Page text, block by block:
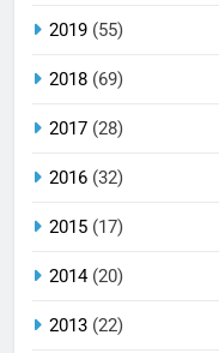
2019 (55)
2018 (69)
2017 (28)
2016 (32)
2015 (17)
2014(20)
2013 (22)